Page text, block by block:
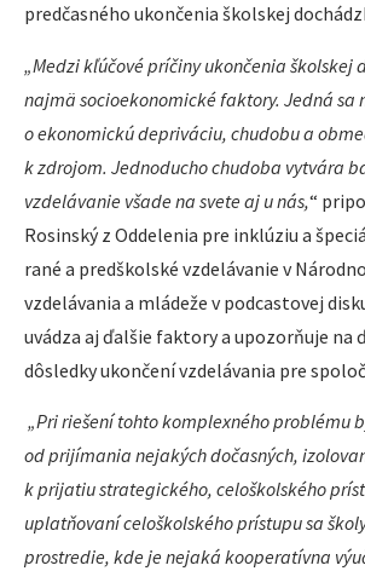
predčasného ukončenia školskej
„Medzi kľúčové príčiny ukončenia školskej
najmä socioekonomické faktory. Jedná sa
o ekonomickú depriváciu, chudobu a
k zdrojom. Jednoducho chudoba vytvára
vzdelávanie všade na svete aj u nás,“
Rosinský z Oddelenia pre inklúziu a
rané a predškolské vzdelávanie v
vzdelávania a mládeže v podcastovej
uvádza aj ďalšie faktory a upozorňuje na
dôsledky ukončení vzdelávania pre
„Pri riešení tohto komplexného problému
od prijímania nejakých dočasných,
k prijatiu strategického, celoškolského
uplatňovaní celoškolského prístupu sa
prostredie, kde je nejaká kooperatívna